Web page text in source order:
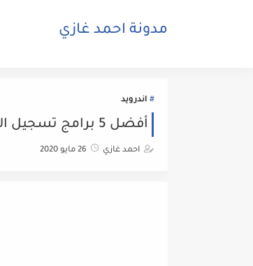
مدونة احمد غازي
اندرويد
أفضل 5 برامج تسجيل المكالمات لهواتفكم
احمد غازي 26 مايو 2020